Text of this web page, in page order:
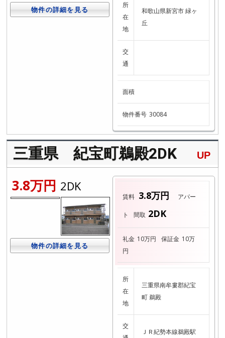
物件の詳細を見る
所
在
地
和歌山県新宮市 緑ヶ
丘
交
通
面積
物件番号 30084
三重県 紀宝町鵜殿2DK UP
3.8万円 2DK
物件の詳細を見る
賃料 3.8万円 アパー
ト 間取 2DK
礼金 10万円 保証金 10万
円
所
在
地
三重県南牟婁郡紀宝
町 鵜殿
交
ＪＲ紀勢本線鵜殿駅